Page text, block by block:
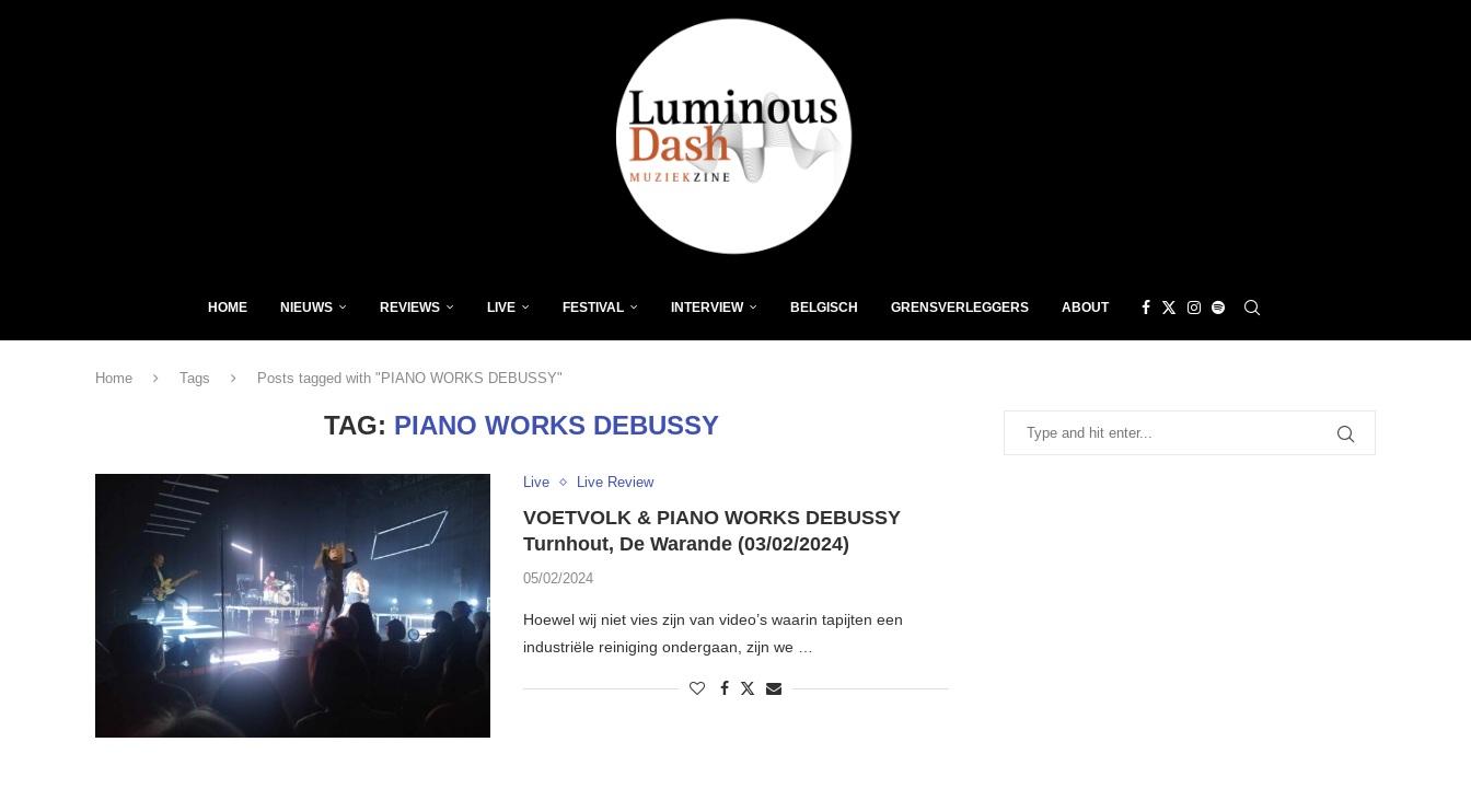
HOME NIEUWS REVIEWS LIVE FESTIVAL INTERVIEW BELGISCH GRENSVERLEGGERS ABOUT
Home Tags Posts tagged with "PIANO WORKS DEBUSSY"
TAG: PIANO WORKS DEBUSSY
Live Live Review
VOETVOLK & PIANO WORKS DEBUSSY
Turnhout, De Warande (03/02/2024)
05/02/2024
Hoewel wij niet vies zijn van video’s waarin tapijten een
industriële reiniging ondergaan, zijn we …